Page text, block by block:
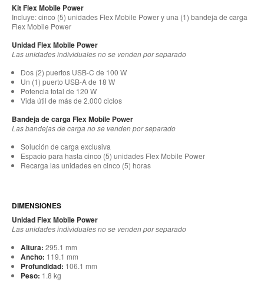
Kit Flex Mobile Power
Incluye: cinco (5) unidades Flex Mobile Power y una (1) bandeja de carga
Flex Mobile Power
Unidad Flex Mobile Power
Las unidades individuales no se venden por separado
Dos (2) puertos USB-C de 100 W
Un (1) puerto USB-A de 18 W
Potencia total de 120 W
Vida útil de más de 2.000 ciclos
Bandeja de carga Flex Mobile Power
Las bandejas de carga no se venden por separado
Solución de carga exclusiva
Espacio para hasta cinco (5) unidades Flex Mobile Power
Recarga las unidades en cinco (5) horas
DIMENSIONES
Unidad Flex Mobile Power
Las unidades individuales no se venden por separado
Altura: 295.1 mm
Ancho: 119.1 mm
Profundidad: 106.1 mm
Peso: 1.8 kg